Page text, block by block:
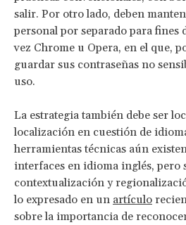
salir. Por otro lado, deben
personal por separado para fines
vez Chrome u Opera, en el que,
guardar sus contraseñas no
uso.
La estrategia también debe ser
localización en cuestión de
herramientas técnicas aún
interfaces en idioma inglés, pero
contextualización y
lo expresado en un artículo
sobre la importancia de